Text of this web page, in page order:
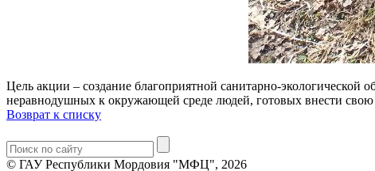
Цель акции – создание благоприятной санитарно-экологической
неравнодушных к окружающей среде людей, готовых внести свою
Возврат к списку
© ГАУ Республики Мордовия "МФЦ", 2026